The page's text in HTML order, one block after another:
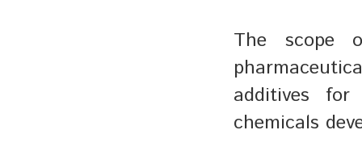
The
additives
chemicals